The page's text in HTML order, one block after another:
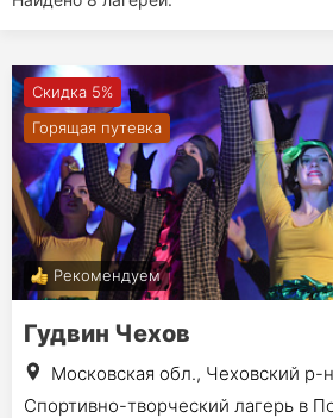
Скидка 5%
Горящая путевка
Рекомендуем
Гудвин Чехов
Московская обл., Чеховский р-н
Спортивно-творческий лагерь в